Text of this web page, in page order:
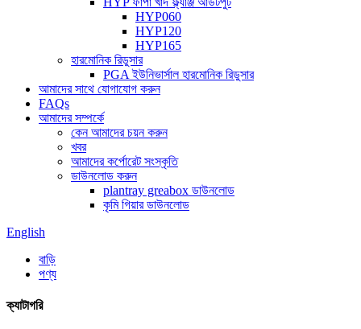
HYP060
HYP120
HYP165
হারমোনিক রিডুসার
PGA ইউনিভার্সাল হারমোনিক রিডুসার
আমাদের সাথে যোগাযোগ করুন
FAQs
আমাদের সম্পর্কে
কেন আমাদের চয়ন করুন
খবর
আমাদের কর্পোরেট সংস্কৃতি
ডাউনলোড করুন
plantray greabox ডাউনলোড
কৃমি গিয়ার ডাউনলোড
English
বাড়ি
পণ্য
ক্যাটাগরি